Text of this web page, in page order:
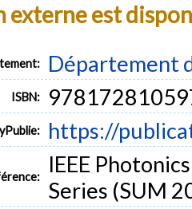
externe est
Département
ISBN:
https://
IEEE
Series (SUM